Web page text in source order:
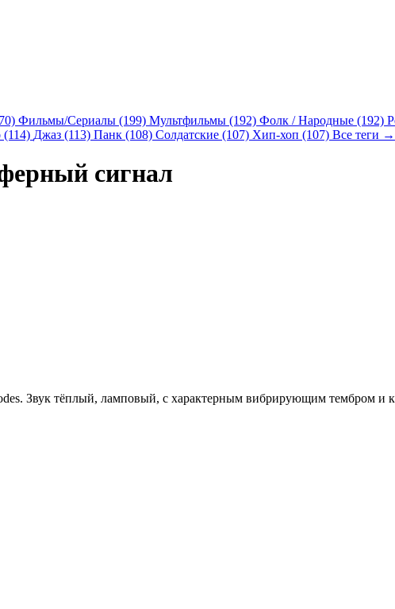
Фильмы/Сериалы (199) Мультфильмы (192) Фолк / Народные (192)
(114) Джаз (113) Панк (108) Солдатские (107) Хип-хоп (107) Все теги →
сигнал
Звук тёплый, ламповый, с характерным вибрирующим тембром и